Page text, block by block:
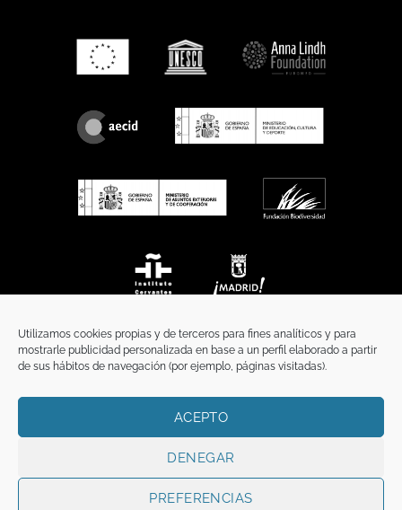
Utilizamos cookies propias y de terceros para fines analíticos y para
mostrarle publicidad personalizada en base a un perfil elaborado a partir
de sus hábitos de navegación (por ejemplo, páginas visitadas).
ACEPTO
DENEGAR
PREFERENCIAS
TÉRMINOS Y CONDICIONES
Copyright 2026 ©FunciFUNCI es titular de los derechos de propiedad
intelectual e industrial de este sitio web, y es también titular o tiene la